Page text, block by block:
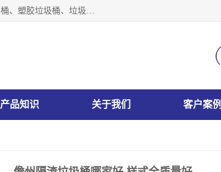
肇庆市汇嘉塑胶制品有限公司是一家塑胶垃圾桶生产厂家，本厂主营：塑料托盘、塑料筐厂家、户外垃圾桶、塑胶垃圾桶、垃圾桶等产品，深受广大客户的欢迎。公司拥有一支勇于、善于集思广益的生产队伍，实力雄厚的技术力量，一贯奉行“以人为本”的管理和服务理念。
产品知识 关于我们 客户案例